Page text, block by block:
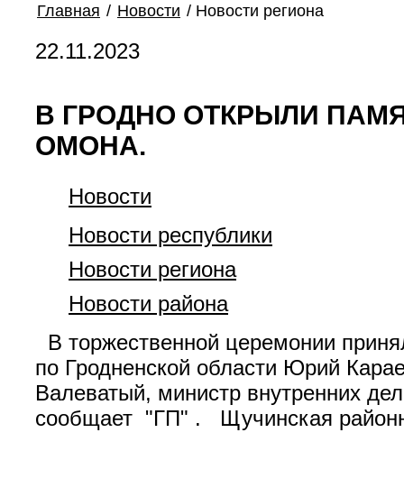
Главная / Новости / Новости региона
22.11.2023
В ГРОДНО ОТКРЫЛИ
ОМОНА.
Новости
Новости республики
Новости региона
Новости района
В торжественной церемонии
по Гродненской области Юрий
Валеватый, министр внутренних
сообщает "ГП" . Щучинская